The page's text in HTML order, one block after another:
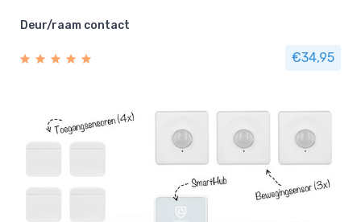
Deur/raam contact
€34,95